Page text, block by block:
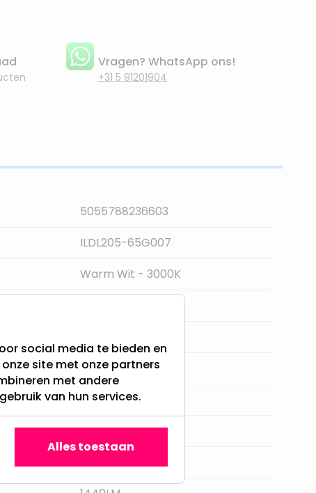
Vragen? WhatsApp ons!
+31 5 91201904
5055788236603
ILDL205-65G007
Warm Wit - 3000K
230MM
65MM t/m 200MM
Nee
social media te bieden en
site met onze partners
met andere
van hun services.
Alles toestaan